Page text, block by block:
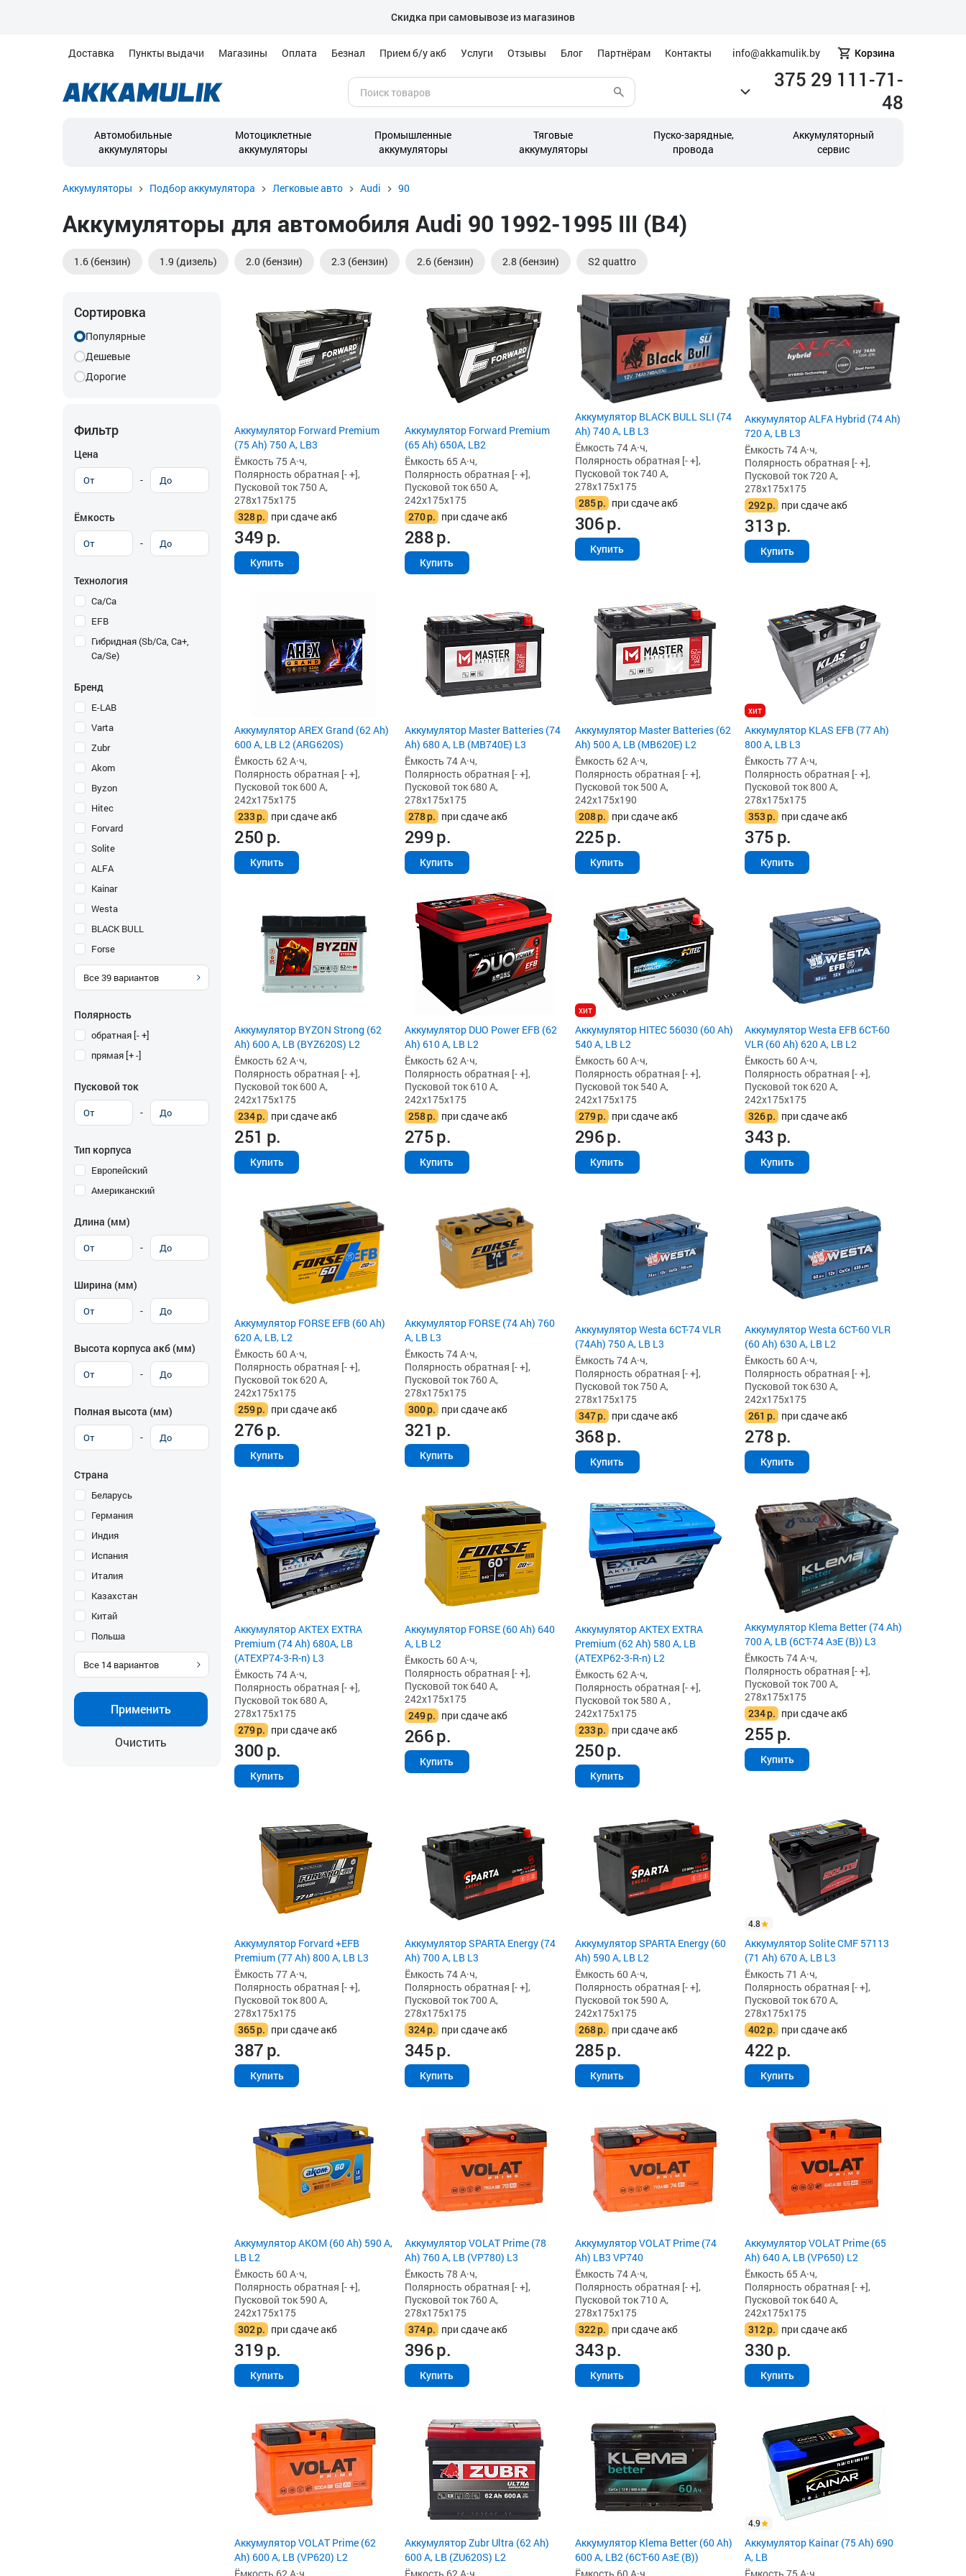
Скидка при самовывозе из магазинов
Доставка Пункты выдачи Магазины Оплата Безнал Прием б/у акб Услуги Отзывы Блог Партнёрам Контакты info@akkamulik.by Корзина
375 29 111-71-
48
Автомобильные
аккумуляторы
Мотоциклетные
аккумуляторы
Промышленные
аккумуляторы
Тяговые
аккумуляторы
Пуско-зарядные,
провода
Аккумуляторный
сервис
Аккумуляторы Подбор аккумулятора Легковые авто Audi 90
Аккумуляторы для автомобиля Audi 90 1992-1995 III (B4)
1.6 (бензин) 1.9 (дизель) 2.0 (бензин) 2.3 (бензин) 2.6 (бензин) 2.8 (бензин) S2 quattro
Сортировка
Популярные
Дешевые
Дорогие
Фильтр
Цена
-
Ёмкость
-
Технология
Ca/Ca
EFB
Гибридная (Sb/Ca, Ca+,
Ca/Se)
Бренд
E-LAB
Varta
Zubr
Akom
Byzon
Hitec
Forvard
Solite
ALFA
Kainar
Westa
BLACK BULL
Forse
Все39 вариантов
Полярность
обратная [- +]
прямая [+ -]
Пусковой ток
-
Тип корпуса
Европейский
Американский
Длина (мм)
-
Ширина (мм)
-
Высота корпуса акб (мм)
-
Полная высота (мм)
-
Страна
Беларусь
Германия
Индия
Испания
Италия
Казахстан
Китай
Польша
Все 14 вариантов
Применить
Очистить
Аккумулятор Forward Premium
(75 Ah) 750 А, LB3
Ёмкость 75 А·ч,
Полярность обратная [- +],
Пусковой ток 750 А,
278x175x175
328р. при сдаче акб
349р.
Купить
Аккумулятор Forward Premium
(65 Ah) 650A, LB2
Ёмкость 65 А·ч,
Полярность обратная [- +],
Пусковой ток 650 А,
242x175x175
270р. при сдаче акб
288р.
Купить
Аккумулятор BLACK BULL SLI (74
Ah) 740 А, LB L3
Ёмкость 74 А·ч,
Полярность обратная [- +],
Пусковой ток 740 А,
278x175x175
285р. при сдаче акб
306р.
Купить
Аккумулятор ALFA Hybrid (74 Ah)
720 А, LB L3
Ёмкость 74 А·ч,
Полярность обратная [- +],
Пусковой ток 720 А,
278x175x175
292р. при сдаче акб
313р.
Купить
Аккумулятор AREX Grand (62 Ah)
600 А, LB L2 (ARG620S)
Ёмкость 62 А·ч,
Полярность обратная [- +],
Пусковой ток 600 А,
242x175x175
233р. при сдаче акб
250р.
Купить
Аккумулятор Master Batteries (74
Ah) 680 А, LB (MB740E) L3
Ёмкость 74 А·ч,
Полярность обратная [- +],
Пусковой ток 680 А,
278x175x175
278р. при сдаче акб
299р.
Купить
Аккумулятор Master Batteries (62
Ah) 500 А, LB (MB620E) L2
Ёмкость 62 А·ч,
Полярность обратная [- +],
Пусковой ток 500 А,
242x175x190
208р. при сдаче акб
225р.
Купить
хит
Аккумулятор KLAS EFB (77 Ah)
800 А, LB L3
Ёмкость 77 А·ч,
Полярность обратная [- +],
Пусковой ток 800 А,
278x175x175
353р. при сдаче акб
375р.
Купить
Аккумулятор BYZON Strong (62
Ah) 600 А, LB (BYZ620S) L2
Ёмкость 62 А·ч,
Полярность обратная [- +],
Пусковой ток 600 А,
242x175x175
234р. при сдаче акб
251 р.
Купить
Аккумулятор DUO Power EFB (62
Ah) 610 А, LB L2
Ёмкость 62 А·ч,
Полярность обратная [- +],
Пусковой ток 610 А,
242x175x175
258р. при сдаче акб
275р.
Купить
хит
Аккумулятор HITEC 56030 (60 Ah)
540 А, LB L2
Ёмкость 60 А·ч,
Полярность обратная [- +],
Пусковой ток 540 А,
242x175x175
279р. при сдаче акб
296р.
Купить
Аккумулятор Westa EFB 6СТ-60
VLR (60 Ah) 620 А, LB L2
Ёмкость 60 А·ч,
Полярность обратная [- +],
Пусковой ток 620 А,
242x175x175
326р. при сдаче акб
343р.
Купить
Аккумулятор FORSE EFB (60 Ah)
620 А, LB, L2
Ёмкость 60 А·ч,
Полярность обратная [- +],
Пусковой ток 620 А,
242x175x175
259р. при сдаче акб
276р.
Купить
Аккумулятор FORSE (74 Ah) 760
А, LB L3
Ёмкость 74 А·ч,
Полярность обратная [- +],
Пусковой ток 760 А,
278x175x175
300р. при сдаче акб
321 р.
Купить
Аккумулятор Westa 6СТ-74 VLR
(74Ah) 750 А, LB L3
Ёмкость 74 А·ч,
Полярность обратная [- +],
Пусковой ток 750 А,
278x175x175
347р. при сдаче акб
368р.
Купить
Аккумулятор Westa 6СТ-60 VLR
(60 Ah) 630 А, LB L2
Ёмкость 60 А·ч,
Полярность обратная [- +],
Пусковой ток 630 А,
242x175x175
261 р. при сдаче акб
278р.
Купить
Аккумулятор AKTEX EXTRA
Premium (74 Ah) 680A, LB
(ATEXP74-3-R-n) L3
Ёмкость 74 А·ч,
Полярность обратная [- +],
Пусковой ток 680 А,
278x175x175
279р. при сдаче акб
300р.
Купить
Аккумулятор FORSE (60 Ah) 640
А, LB L2
Ёмкость 60 А·ч,
Полярность обратная [- +],
Пусковой ток 640 А,
242x175x175
249р. при сдаче акб
266р.
Купить
Аккумулятор AKTEX EXTRA
Premium (62 Ah) 580 А, LB
(ATEXP62-3-R-n) L2
Ёмкость 62 А·ч,
Полярность обратная [- +],
Пусковой ток 580 А ,
242x175x175
233р. при сдаче акб
250р.
Купить
Аккумулятор Klema Better (74 Ah)
700 А, LB (6СТ-74 АзЕ (B)) L3
Ёмкость 74 А·ч,
Полярность обратная [- +],
Пусковой ток 700 А,
278x175x175
234р. при сдаче акб
255р.
Купить
Аккумулятор Forvard +EFB
Premium (77 Ah) 800 А, LB L3
Ёмкость 77 А·ч,
Полярность обратная [- +],
Пусковой ток 800 А,
278x175x175
365р. при сдаче акб
387р.
Купить
Аккумулятор SPARTA Energy (74
Ah) 700 А, LB L3
Ёмкость 74 А·ч,
Полярность обратная [- +],
Пусковой ток 700 А,
278x175x175
324р. при сдаче акб
345р.
Купить
Аккумулятор SPARTA Energy (60
Ah) 590 А, LB L2
Ёмкость 60 А·ч,
Полярность обратная [- +],
Пусковой ток 590 А,
242x175x175
268р. при сдаче акб
285р.
Купить
4.8
Аккумулятор Solite CMF 57113
(71 Ah) 670 А, LB L3
Ёмкость 71 А·ч,
Полярность обратная [- +],
Пусковой ток 670 А,
278x175x175
402р. при сдаче акб
422р.
Купить
Аккумулятор AKOM (60 Ah) 590 А,
LB L2
Ёмкость 60 А·ч,
Полярность обратная [- +],
Пусковой ток 590 А,
242x175x175
302р. при сдаче акб
319р.
Купить
Аккумулятор VOLAT Prime (78
Ah) 760 А, LB (VP780) L3
Ёмкость 78 А·ч,
Полярность обратная [- +],
Пусковой ток 760 А,
278x175x175
374р. при сдаче акб
396р.
Купить
Аккумулятор VOLAT Prime (74
Ah) LB3 VP740
Ёмкость 74 А·ч,
Полярность обратная [- +],
Пусковой ток 710 А,
278x175x175
322р. при сдаче акб
343р.
Купить
Аккумулятор VOLAT Prime (65
Ah) 640 А, LB (VP650) L2
Ёмкость 65 А·ч,
Полярность обратная [- +],
Пусковой ток 640 А,
242x175x175
312р. при сдаче акб
330р.
Купить
Аккумулятор VOLAT Prime (62
Ah) 600 А, LB (VP620) L2
Аккумулятор Zubr Ultra (62 Ah)
600 А, LB (ZU620S) L2
Аккумулятор Klema Better (60 Ah)
600 А, LB2 (6CТ-60 АзЕ (B))
4.9
Аккумулятор Kainar (75 Ah) 690
А, LB